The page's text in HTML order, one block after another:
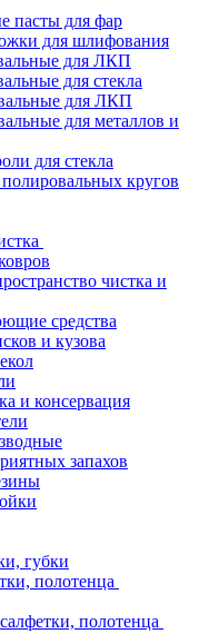
пасты для фар
для шлифования
для ЛКП
для стекла
для ЛКП
для металлов и
для стекла
кругов
чистка и
средства
и кузова
и консервация
запахов
губки
полотенца
полотенца